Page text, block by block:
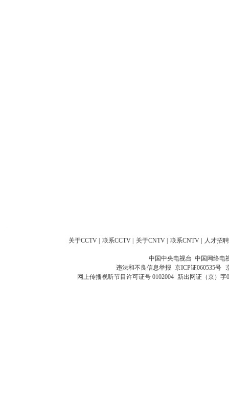
关于CCTV 联系CCTV 关于CNTV 联系CNTV 人才招聘
中国中央电视台 中国网络电
违法和不良信息举报 京ICP证060535号
网上传播视听节目许可证号 0102004 新出网证（京）